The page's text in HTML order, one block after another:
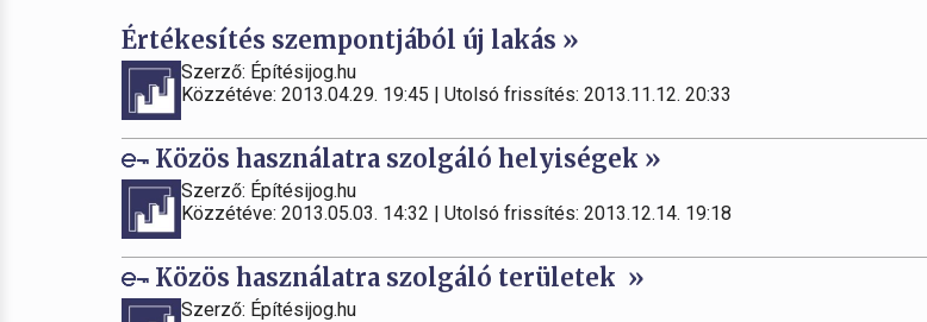
Értékesítés szempontjából új lakás »
Szerző: Építésijog.hu
Közzétéve: 2013.04.29. 19:45 | Utolsó frissítés: 2013.11.12. 20:33
Közös használatra szolgáló helyiségek »
Szerző: Építésijog.hu
Közzétéve: 2013.05.03. 14:32 | Utolsó frissítés: 2013.12.14. 19:18
Közös használatra szolgáló területek »
Szerző: Építésijog.hu